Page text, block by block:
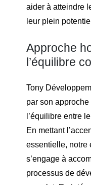
aider à atteindre
leur plein
Approche
l’équilibre
Tony
par son
l’équilibre entre
En mettant
essentielle, notre
s’engage à
processus de